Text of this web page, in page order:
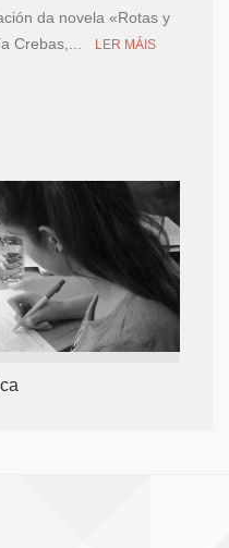
da novela «Rotas y
Crebas,...
LER MÁIS